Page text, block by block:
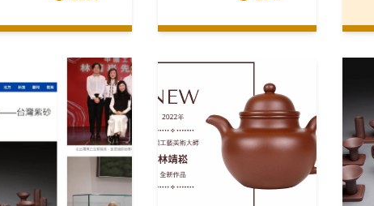
料】:宜興老段泥
【規
【容量】:20
從古代帝王至百姓
使用的印鑑，說明